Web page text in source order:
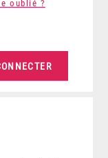
oublié ?